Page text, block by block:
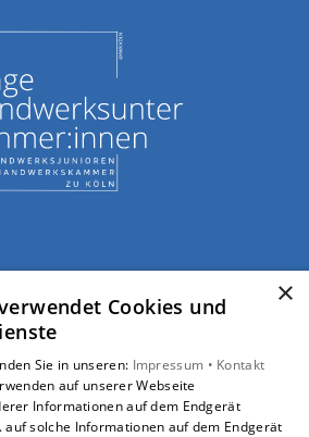
×
Cookies und
Sie in unseren: Impressum • Kontakt
auf unserer Webseite
Informationen auf dem Endgerät
solche Informationen auf dem Endgerät